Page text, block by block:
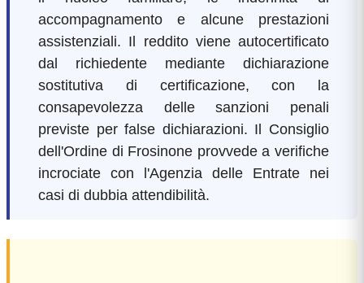
accompagnamento e alcune prestazioni
assistenziali. Il reddito viene autocertificato
dal richiedente mediante dichiarazione
sostitutiva di certificazione, con la
consapevolezza delle sanzioni penali
previste per false dichiarazioni. Il Consiglio
dell'Ordine di Frosinone provvede a verifiche
incrociate con l'Agenzia delle Entrate nei
casi di dubbia attendibilità.